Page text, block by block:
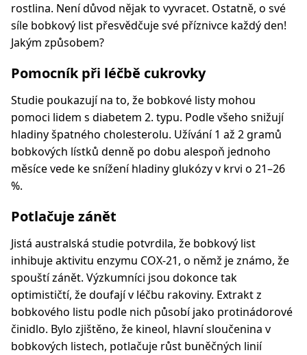
rostlina. Není důvod nějak to vyvracet. Ostatně, o své
síle bobkový list přesvědčuje své příznivce každý den!
Jakým způsobem?
Pomocník při léčbě cukrovky
Studie poukazují na to, že bobkové listy mohou
pomoci lidem s diabetem 2. typu. Podle všeho snižují
hladiny špatného cholesterolu. Užívání 1 až 2 gramů
bobkových lístků denně po dobu alespoň jednoho
měsíce vede ke snížení hladiny glukózy v krvi o 21–26
%.
Potlačuje zánět
Jistá australská studie potvrdila, že bobkový list
inhibuje aktivitu enzymu COX-21, o němž je známo, že
spouští zánět. Výzkumníci jsou dokonce tak
optimističtí, že doufají v léčbu rakoviny. Extrakt z
bobkového listu podle nich působí jako protinádorové
činidlo. Bylo zjištěno, že kineol, hlavní sloučenina v
bobkových listech, potlačuje růst buněčných linií